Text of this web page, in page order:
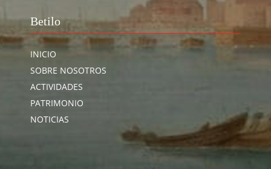
Betilo
INICIO
SOBRE NOSOTROS
ACTIVIDADES
PATRIMONIO
NOTICIAS